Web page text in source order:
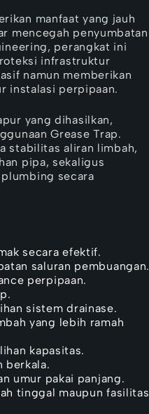
manfaat yang jauh
mencegah penyumbatan
perangkat ini
infrastruktur
namun memberikan
instalasi perpipaan.
yang dihasilkan,
Grease Trap.
stabilitas aliran limbah,
pipa, sekaligus
secara
secara efektif.
saluran pembuangan.
perpipaan.
sistem drainase.
yang lebih ramah
kapasitas.
berkala.
umur pakai panjang.
tinggal maupun fasilitas